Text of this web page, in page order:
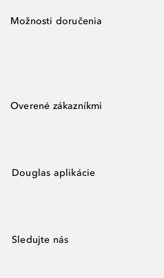
Možnosti doručenia
Overené zákazníkmi
Douglas aplikácie
Sledujte nás